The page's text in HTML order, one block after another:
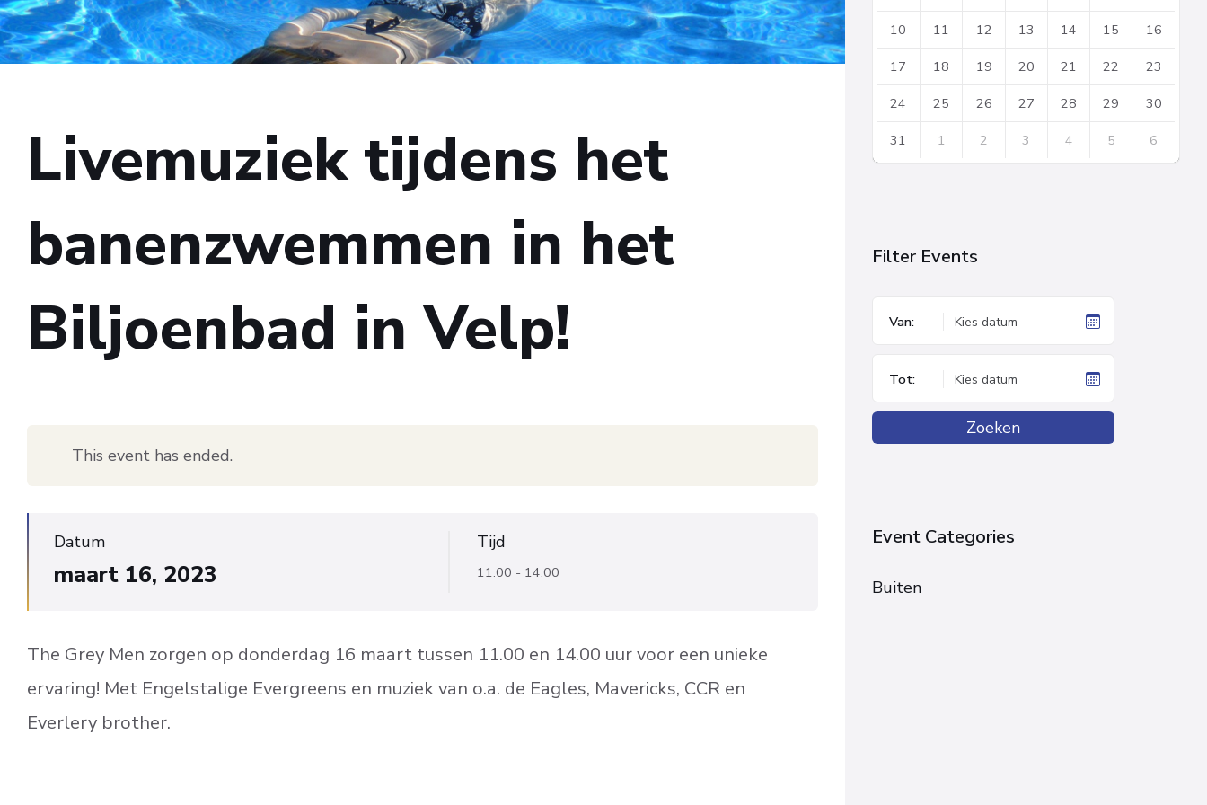
Livemuziek tijdens het
banenzwemmen in het
Biljoenbad in Velp!
This event has ended.
Datum
maart 16, 2023
Tijd
11:00 - 14:00
The Grey Men zorgen op donderdag 16 maart tussen 11.00 en 14.00 uur voor een unieke
ervaring! Met Engelstalige Evergreens en muziek van o.a. de Eagles, Mavericks, CCR en
Everlery brother.
10 11 12 13 14 15 16
17 18 19 20 21 22 23
24 25 26 27 28 29 30
31 1 2 3 4 5 6
Filter Events
Van:
Tot:
Zoeken
Event Categories
Buiten